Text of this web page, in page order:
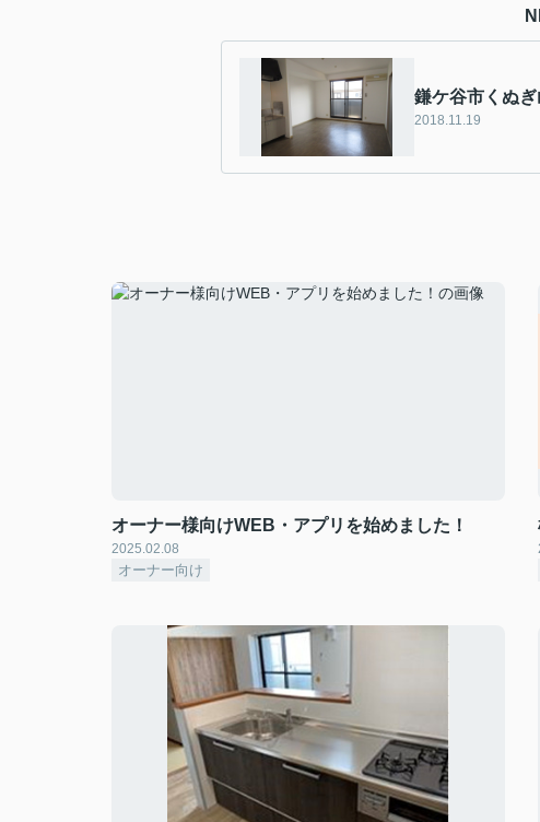
鎌ケ谷市くぬ
2018.11.19
オーナー様向けWEB・アプリを始めました！
2025.02.08
オーナー向け